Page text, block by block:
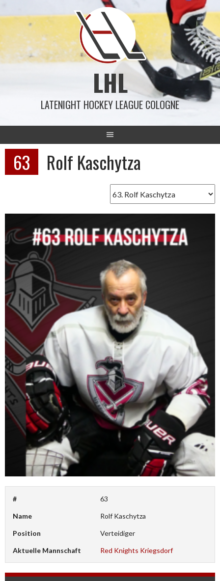
zum
LHL
LATENIGHT HOCKEY LEAGUE COLOGNE
63 Rolf Kaschytza
# 63
Name Rolf Kaschytza
Position Verteidiger
Aktuelle Mannschaft Red Knights Kriegsdorf